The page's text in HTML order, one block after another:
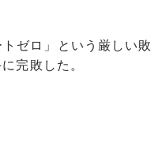
ゼロ」という厳しい敗
完敗した。